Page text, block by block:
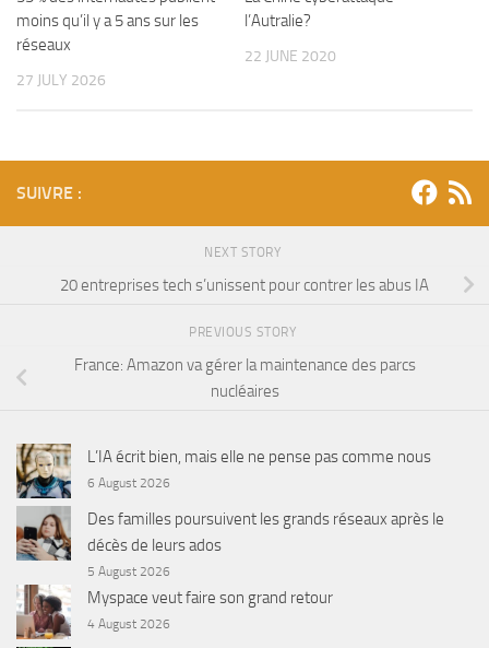
moins qu’il y a 5 ans sur les
réseaux
27 JULY 2026
l’Autralie?
22 JUNE 2020
SUIVRE :
NEXT STORY
20 entreprises tech s’unissent pour contrer les abus IA
PREVIOUS STORY
France: Amazon va gérer la maintenance des parcs
nucléaires
L’IA écrit bien, mais elle ne pense pas comme nous
6 August 2026
Des familles poursuivent les grands réseaux après le
décès de leurs ados
5 August 2026
Myspace veut faire son grand retour
4 August 2026